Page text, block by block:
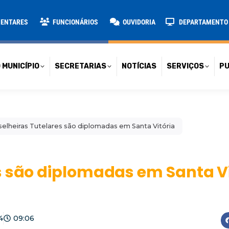
FUNCIONÁRIOS OUVIDORIA
MUNICÍPIO SECRETARIAS NOTÍCIAS SERVIÇOS
Tutelares são diplomadas em Santa Vitória
diplomadas em Santa
09:06